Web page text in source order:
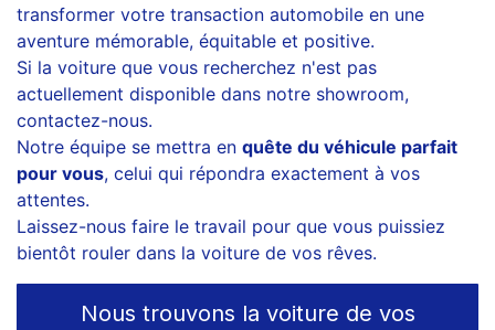
transformer votre transaction automobile en une
aventure mémorable, équitable et positive.
Si la voiture que vous recherchez n'est pas
actuellement disponible dans notre showroom,
contactez-nous.
Notre équipe se mettra en quête du véhicule parfait
pour vous, celui qui répondra exactement à vos
attentes.
Laissez-nous faire le travail pour que vous puissiez
bientôt rouler dans la voiture de vos rêves.
Nous trouvons la voiture de vos